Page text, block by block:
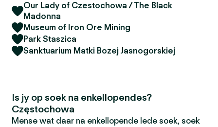
Our Lady of Czestochowa / The Black
Madonna
Museum of Iron Ore Mining
Park Staszica
Sanktuarium Matki Bozej Jasnogorskiej
Is jy op soek na enkellopendes?
Częstochowa
Mense wat daar na enkellopende lede soek, soek